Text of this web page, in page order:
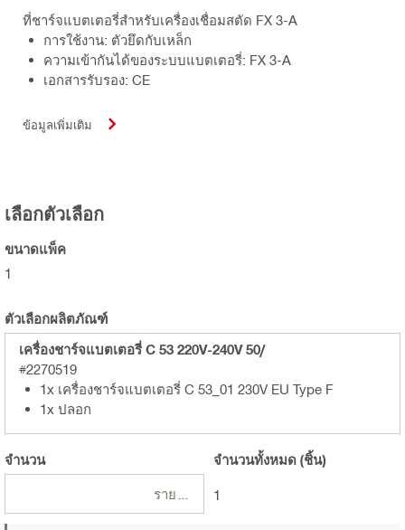
ที่ชาร์จแบตเตอรี่สำหรับเครื่องเชื่อมสตัด FX 3-A
การใช้งาน: ตัวยึดกับเหล็ก
ความเข้ากันได้ของระบบแบตเตอรี่: FX 3-A
เอกสารรับรอง: CE
ข้อมูลเพิ่มเติม
เลือกตัวเลือก
ขนาดแพ็ค
1
ตัวเลือกผลิตภัณฑ์
เครื่องชาร์จแบตเตอรี่ C 53 220V-240V 50/
#2270519
1x เครื่องชาร์จแบตเตอรี่ C 53_01 230V EU Type F
1x ปลอก
จำนวน จำนวนทั้งหมด (ชิ้น)
1